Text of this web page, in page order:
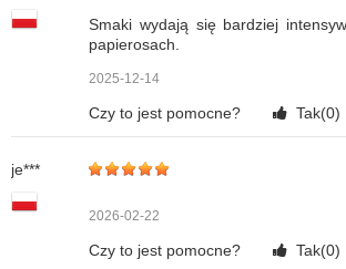
Smaki wydają się bardziej
papierosach.
2025-12-14
Czy to jest pomocne? Tak(0)
je***
2026-02-22
Czy to jest pomocne? Tak(0)